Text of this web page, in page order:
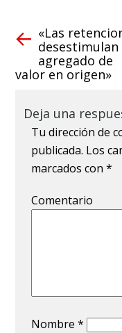
«Las
desestimulan
agregado de
valor en origen»
Deja una
Tu dirección de
publicada. Los
marcados con*
Comentario
Nombre*